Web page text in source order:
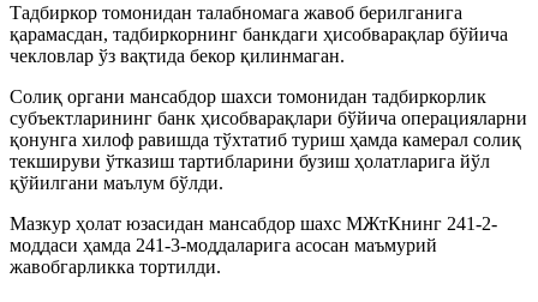
Тадбиркор томонидан талабномага жавоб берилганига
қарамасдан, тадбиркорнинг банкдаги ҳисобварақлар бўйича
чекловлар ўз вақтида бекор қилинмаган.
Солиқ органи мансабдор шахси томонидан тадбиркорлик
субъектларининг банк ҳисобварақлари бўйича операцияларни
қонунга хилоф равишда тўхтатиб туриш ҳамда камерал солиқ
текшируви ўтказиш тартибларини бузиш ҳолатларига йўл
қўйилгани маълум бўлди.
Мазкур ҳолат юзасидан мансабдор шахс МЖтКнинг 241-2-
моддаси ҳамда 241-3-моддаларига асосан маъмурий
жавобгарликка тортилди.